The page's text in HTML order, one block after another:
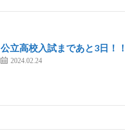
公立高校入試まであと3日！！
2024.02.24